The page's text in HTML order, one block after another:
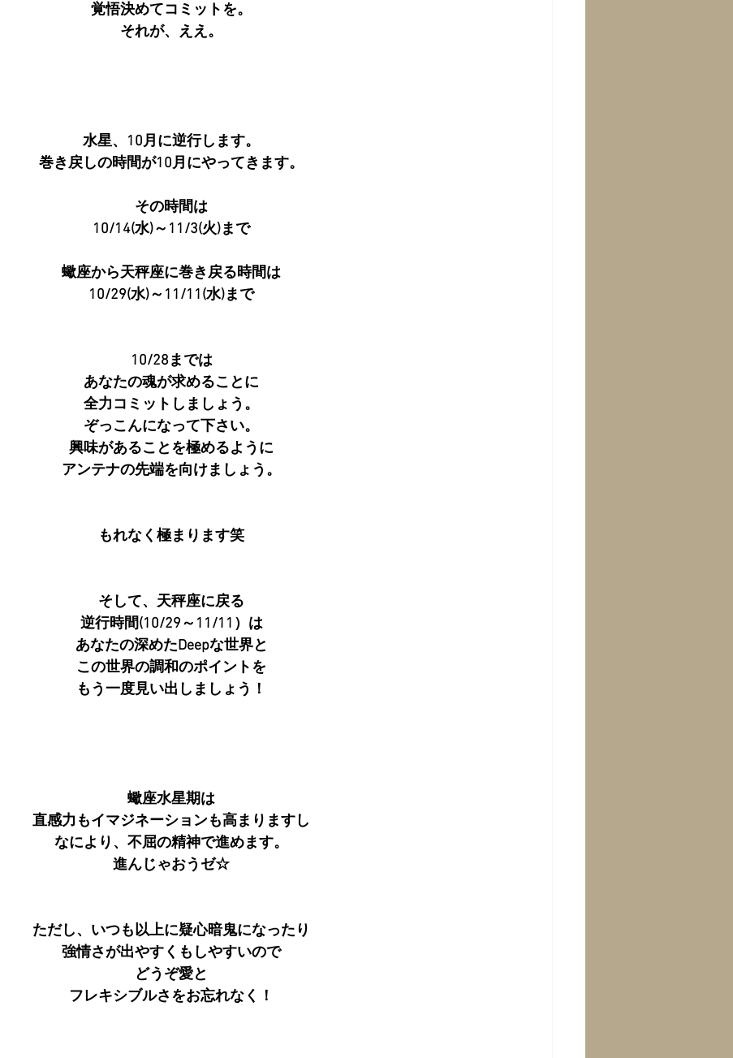
覚悟決めてコミットを。
それが、ええ。
水星、10月に逆行します。
巻き戻しの時間が10月にやってきます。
その時間は
10/14(水)～11/3(火)まで
蠍座から天秤座に巻き戻る時間は
10/29(水)～11/11(水)まで
10/28までは
あなたの魂が求めることに
全力コミットしましょう。
ぞっこんになって下さい。
興味があることを極めるように
アンテナの先端を向けましょう。
もれなく極まります笑
そして、天秤座に戻る
逆行時間(10/29～11/11）は
あなたの深めたDeepな世界と
この世界の調和のポイントを
もう一度見い出しましょう！
蠍座水星期は
直感力もイマジネーションも高まりますし
なにより、不屈の精神で進めます。
進んじゃおうゼ☆
ただし、いつも以上に疑心暗鬼になったり
強情さが出やすくもしやすいので
どうぞ愛と
フレキシブルさをお忘れなく！